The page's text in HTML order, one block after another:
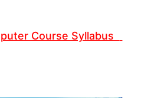
Course Syllabus